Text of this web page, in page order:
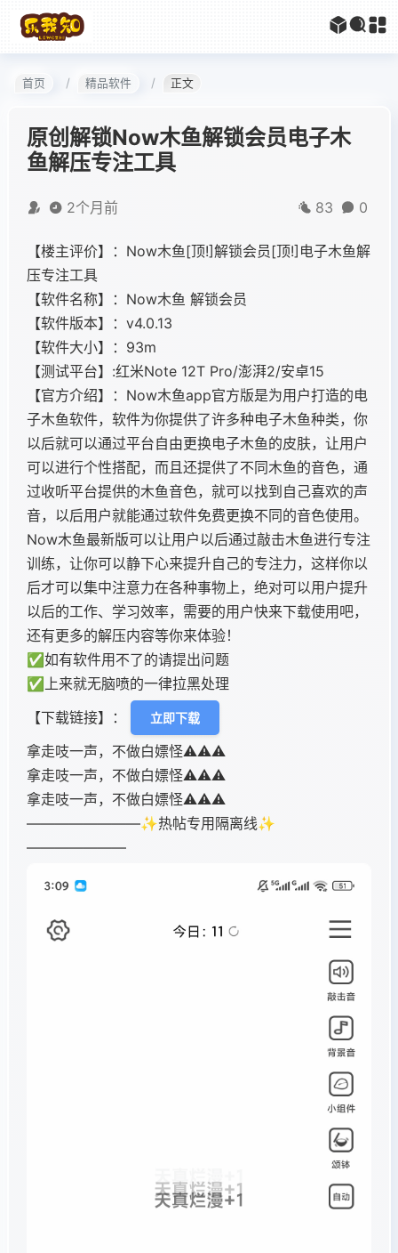
首页 精品软件 正文
原创解锁Now木鱼解锁会员电子木
鱼解压专注工具
2个月前 83 0
【楼主评价】：Now木鱼[顶!]解锁会员[顶!]电子木鱼解
压专注工具
【软件名称】：Now木鱼 解锁会员
【软件版本】：v4.0.13
【软件大小】：93m
【测试平台】:红米Note 12T Pro/澎湃2/安卓15
【官方介绍】：Now木鱼app官方版是为用户打造的电
子木鱼软件，软件为你提供了许多种电子木鱼种类，你
以后就可以通过平台自由更换电子木鱼的皮肤，让用户
可以进行个性搭配，而且还提供了不同木鱼的音色，通
过收听平台提供的木鱼音色，就可以找到自己喜欢的声
音，以后用户就能通过软件免费更换不同的音色使用。
Now木鱼最新版可以让用户以后通过敲击木鱼进行专注
训练，让你可以静下心来提升自己的专注力，这样你以
后才可以集中注意力在各种事物上，绝对可以用户提升
以后的工作、学习效率，需要的用户快来下载使用吧，
还有更多的解压内容等你来体验！
✅如有软件用不了的请提出问题
✅上来就无脑喷的一律拉黑处理
【下载链接】：
立即下载
拿走吱一声，不做白嫖怪⚠️⚠️⚠️
拿走吱一声，不做白嫖怪⚠️⚠️⚠️
拿走吱一声，不做白嫖怪⚠️⚠️⚠️
————————✨热帖专用隔离线✨
———————